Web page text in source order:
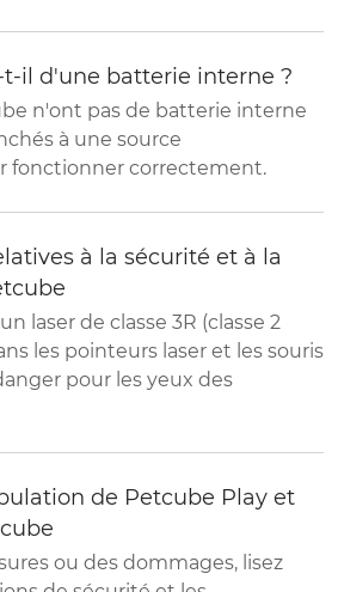
t-il d'une batterie interne ?
n'ont pas de batterie interne
à une source
fonctionner correctement.
à la sécurité et à la
laser de classe 3R (classe 2
les pointeurs laser et les souris
pour les yeux des
de Petcube Play et
ou des dommages, lisez